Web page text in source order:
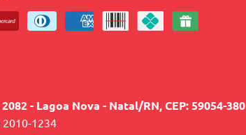
- Lagoa Nova - Natal/RN, CEP: 59054-380
2010-1234